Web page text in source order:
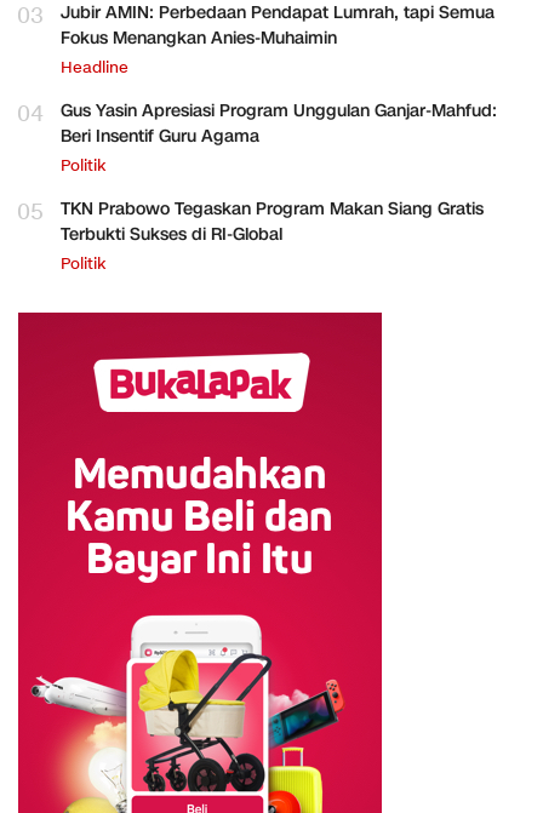
03
Jubir AMIN: Perbedaan Pendapat Lumrah, tapi Semua
Fokus Menangkan Anies-Muhaimin
Headline
04
Gus Yasin Apresiasi Program Unggulan Ganjar-Mahfud:
Beri Insentif Guru Agama
Politik
05
TKN Prabowo Tegaskan Program Makan Siang Gratis
Terbukti Sukses di RI-Global
Politik